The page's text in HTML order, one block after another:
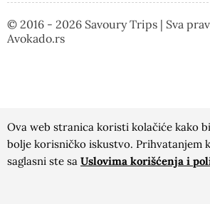
© 2016 - 2026 Savoury Trips | Sva
Avokado.rs
Ova web stranica koristi kolačiće kako
bolje korisničko iskustvo. Prihvatanjem
saglasni ste sa Uslovima korišćenja i